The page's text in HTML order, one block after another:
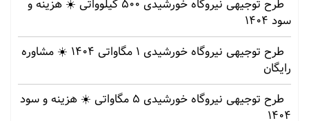
طرح توجیهی نیروگاه خورشیدی 500 کیلوواتی ☀️ هزینه‌ و
سود 1404
طرح توجیهی نیروگاه خورشیدی 1 مگاواتی 1404 ☀️ مشاوره
رایگان
طرح توجیهی نیروگاه خورشیدی 5 مگاواتی ☀️ هزینه‌ و سود
1404